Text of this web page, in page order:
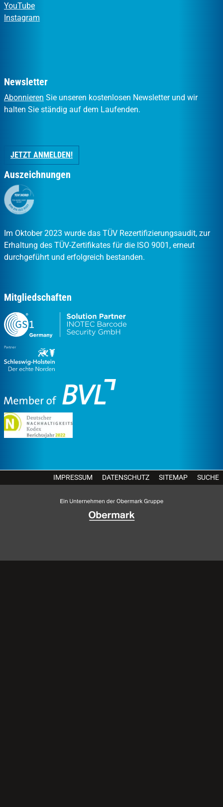
YouTube
Instagram
Newsletter
Abonnieren Sie unseren kostenlosen Newsletter und wir
halten Sie ständig auf dem Laufenden.
JETZT ANMELDEN!
Auszeichnungen
Im Oktober 2023 wurde das TÜV Rezertifizierungsaudit, zur
Erhaltung des TÜV-Zertifikates für die ISO 9001, erneut
durchgeführt und erfolgreich bestanden.
Mitgliedschaften
IMPRESSUM DATENSCHUTZ SITEMAP SUCHE